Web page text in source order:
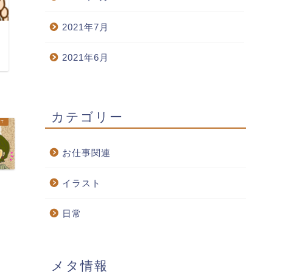
【アニメ感想】「オッドタクシ
2021年7月
2021年6月
カテゴリー
お仕事関連
イラスト
日常
メタ情報